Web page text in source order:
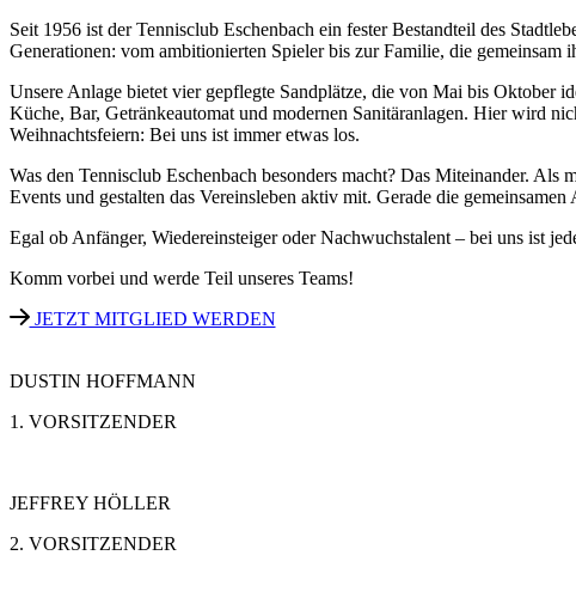
Seit 1956 ist der Tennisclub Eschenbach ein fester Bestandteil des
Generationen: vom ambitionierten Spieler bis zur Familie, die gemeinsam
Unsere Anlage bietet vier gepflegte Sandplätze, die von Mai bis Oktober
Küche, Bar, Getränkeautomat und modernen Sanitäranlagen. Hier wird
Weihnachtsfeiern: Bei uns ist immer etwas los.
Was den Tennisclub Eschenbach besonders macht? Das Miteinander.
Events und gestalten das Vereinsleben aktiv mit. Gerade die
Egal ob Anfänger, Wiedereinsteiger oder Nachwuchstalent – bei uns ist
Komm vorbei und werde Teil unseres Teams!
JETZT MITGLIED WERDEN
DUSTIN HOFFMANN
1. VORSITZENDER
JEFFREY HÖLLER
2. VORSITZENDER